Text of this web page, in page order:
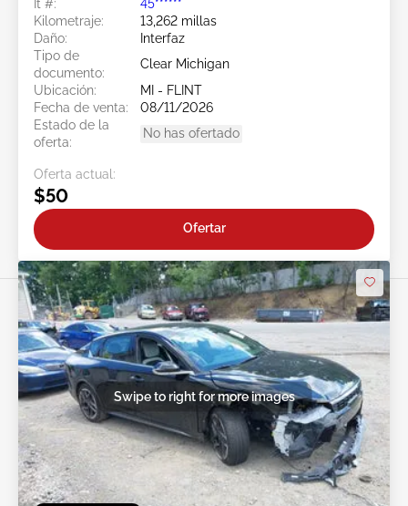
Ít #:
45******
Kilometraje:
13,262 millas
Daño:
Interfaz
Tipo de
documento:
Clear Michigan
Ubicación:
MI - FLINT
Fecha de venta:
08/11/2026
Estado de la
oferta:
No has ofertado
Oferta actual:
$50
Ofertar
Swipe to right for more images